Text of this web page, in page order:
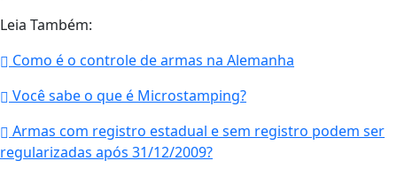
Leia Também:
Como é o controle de armas na Alemanha
Você sabe o que é Microstamping?
Armas com registro estadual e sem registro podem ser
regularizadas após 31/12/2009?